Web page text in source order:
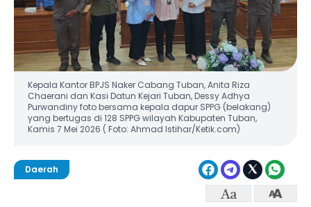
Kepala Kantor BPJS Naker Cabang Tuban, Anita Riza
Chaerani dan Kasi Datun Kejari Tuban, Dessy Adhya
Purwandiny foto bersama kepala dapur SPPG (belakang)
yang bertugas di 128 SPPG wilayah Kabupaten Tuban,
Kamis 7 Mei 2026 ( Foto: Ahmad Istihar/Ketik.com)
Daerah